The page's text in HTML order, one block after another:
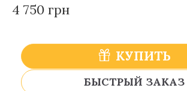
4 750 грн
КУПИТЬ
БЫСТРЫЙ ЗАКАЗ